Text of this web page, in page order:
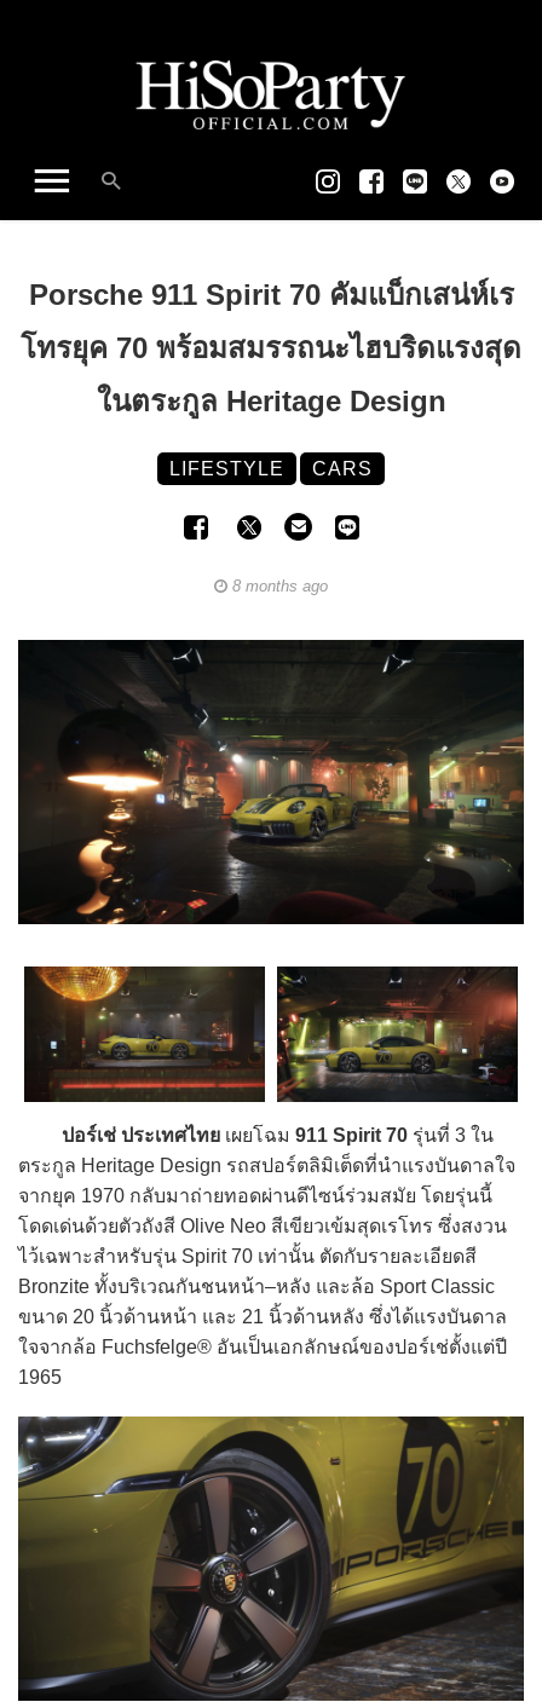
Porsche 911 Spirit 70 คัมแบ็กเสน่ห์เร
โทรยุค 70 พร้อมสมรรถนะไฮบริดแรงสุด
ในตระกูล Heritage Design
LIFESTYLE CARS
8 months ago
ปอร์เช่ ประเทศไทย เผยโฉม 911 Spirit 70 รุ่นที่ 3 ใน
ตระกูล Heritage Design รถสปอร์ตลิมิเต็ดที่นำแรงบันดาลใจ
จากยุค 1970 กลับมาถ่ายทอดผ่านดีไซน์ร่วมสมัย โดยรุ่นนี้
โดดเด่นด้วยตัวถังสี Olive Neo สีเขียวเข้มสุดเรโทร ซึ่งสงวน
ไว้เฉพาะสำหรับรุ่น Spirit 70 เท่านั้น ตัดกับรายละเอียดสี
Bronzite ทั้งบริเวณกันชนหน้า–หลัง และล้อ Sport Classic
ขนาด 20 นิ้วด้านหน้า และ 21 นิ้วด้านหลัง ซึ่งได้แรงบันดาล
ใจจากล้อ Fuchsfelge® อันเป็นเอกลักษณ์ของปอร์เช่ตั้งแต่ปี
1965